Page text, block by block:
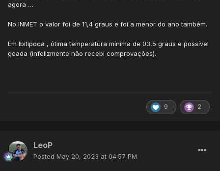
agora …
No INMET o valor foi de 11,4 graus e foi a menor do ano também.
Em Ibitipoca , ótima temperatura mínima de 03,5 graus e possível
geada (infelizmente não recebi comprovações).
9 2
LeoP
Posted May 20, 2023 at 04:57 PM